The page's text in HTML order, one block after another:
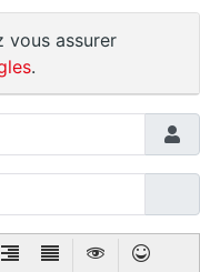
vous assurer
.